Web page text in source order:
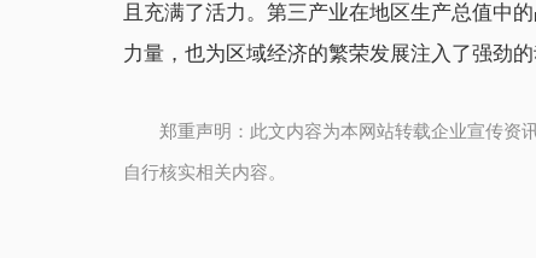
且充满了活力。第三产业在地区生产总值中
力量，也为区域经济的繁荣发展注入了强劲的
郑重声明：此文内容为本网站转载企业宣传资
自行核实相关内容。